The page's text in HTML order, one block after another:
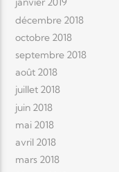
décembre 2018
octobre 2018
septembre 2018
août 2018
juillet 2018
juin 2018
mai 2018
avril 2018
mars 2018